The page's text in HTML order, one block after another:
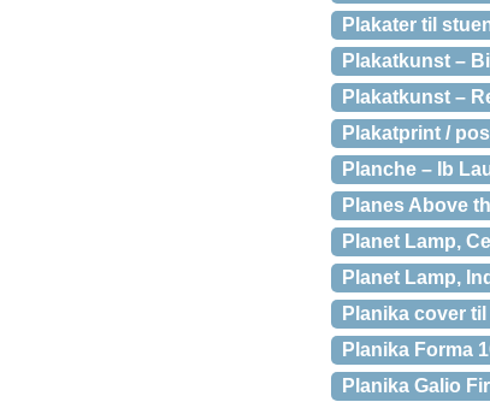
Plakater til
Plakatkunst –
Plakatkunst –
Plakatprint /
Planche – Ib
Planes Above
Planet Lamp,
Planet Lamp,
Planika cover til
Planika Forma
Planika Galio